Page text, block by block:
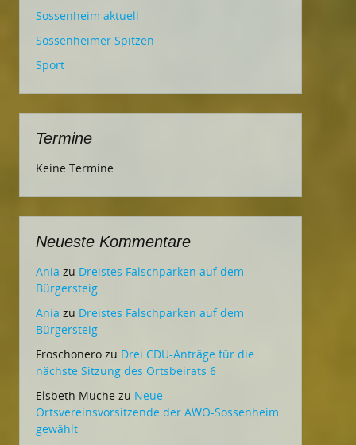
Sossenheim aktuell
Sossenheimer Spitzen
Sport
Termine
Keine Termine
Neueste Kommentare
Ania zu Dreistes Falschparken auf dem
Bürgersteig
Ania zu Dreistes Falschparken auf dem
Bürgersteig
Froschonero zu Drei CDU-Anträge für die
nächste Sitzung des Ortsbeirats 6
Elsbeth Muche zu Neue
Ortsvereinsvorsitzende der AWO-Sossenheim
gewählt